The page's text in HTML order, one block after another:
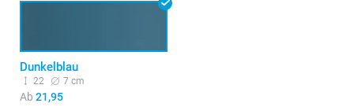
Dunkelblau
22 7 cm
Ab 21,95